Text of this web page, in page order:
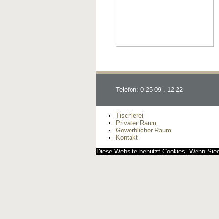
Telefon: 0 25 09 . 12 22
Tischlerei
Privater Raum
Gewerblicher Raum
Kontakt
Diese Website benutzt Cookies. Wenn